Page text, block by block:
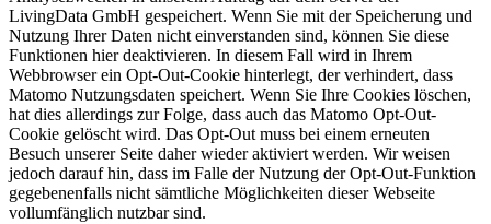
LivingData GmbH gespeichert. Wenn Sie mit der Speicherung und
Nutzung Ihrer Daten nicht einverstanden sind, können Sie diese
Funktionen hier deaktivieren. In diesem Fall wird in Ihrem
Webbrowser ein Opt-Out-Cookie hinterlegt, der verhindert, dass
Matomo Nutzungsdaten speichert. Wenn Sie Ihre Cookies löschen,
hat dies allerdings zur Folge, dass auch das Matomo Opt-Out-
Cookie gelöscht wird. Das Opt-Out muss bei einem erneuten
Besuch unserer Seite daher wieder aktiviert werden. Wir weisen
jedoch darauf hin, dass im Falle der Nutzung der Opt-Out-Funktion
gegebenenfalls nicht sämtliche Möglichkeiten dieser Webseite
vollumfänglich nutzbar sind.